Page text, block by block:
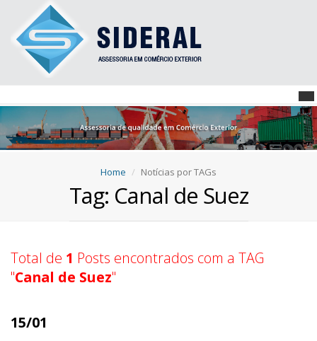
Home Notícias por TAGs
Tag: Canal de Suez
Total de 1 Posts encontrados com a TAG
"Canal de Suez"
15/01